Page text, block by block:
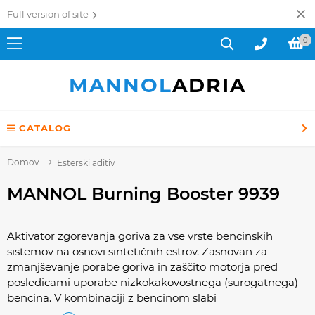
Full version of site
0
MANNOLADRIA
CATALOG
Domov Esterski aditiv
MANNOL Burning Booster 9939
Aktivator zgorevanja goriva za vse vrste bencinskih
sistemov na osnovi sintetičnih estrov. Zasnovan za
zmanjševanje porabe goriva in zaščito motorja pred
posledicami uporabe nizkokakovostnega (surogatnega)
bencina. V kombinaciji z bencinom slabi